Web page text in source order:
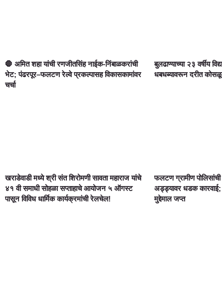
🛑 अमित शहा यांची रणजीतसिंह नाईक-निंबाळकरांची
भेट; पंढरपूर–फलटण रेल्वे प्रकल्पासह विकासकामांवर
चर्चा
बुलढाण्याच्या २३ वर्षीय
धबधब्यावरून दरीत
खराडेवाडी मध्ये श्री संत शिरोमणी सावता महाराज यांचे
४१ वी समाधी सोहळा सप्ताहाचे आयोजन ५ ऑगस्ट
पासून विविध धार्मिक कार्यक्रमांची रेलचेल!
फलटण ग्रामीण पोलिसांची
अड्ड्यावर धडक कारवाई;
मुद्देमाल जप्त